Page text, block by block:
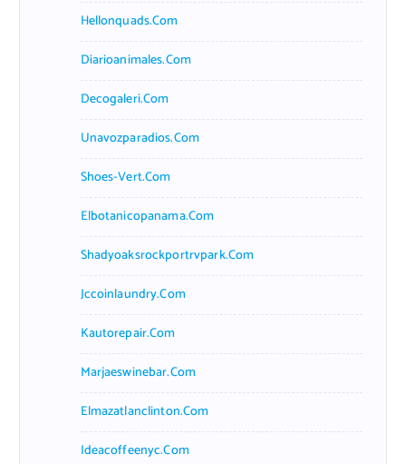
Hellonquads.com
Diarioanimales.com
Decogaleri.com
Unavozparadios.com
Shoes-Vert.com
Elbotanicopanama.com
Shadyoaksrockportrvpark.com
Jccoinlaundry.com
Kautorepair.com
Marjaeswinebar.com
Elmazatlanclinton.com
Ideacoffeenyc.com